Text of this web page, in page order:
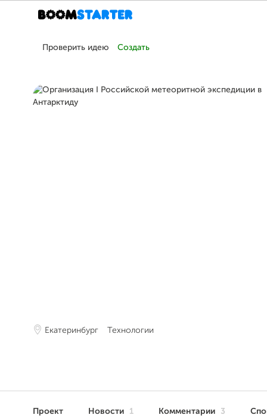
Проверить идею Создать
Екатеринбург Технологии
Проект Новости 1 Комментарии 3